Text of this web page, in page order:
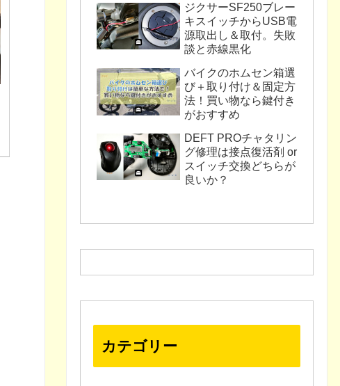
ジクサーSF250ブレー
キスイッチからUSB電
源取出し＆取付。失敗
談と赤線黒化
バイクのホムセン箱選
び＋取り付け＆固定方
法！買い物なら鍵付き
がおすすめ
DEFT PROチャタリン
グ修理は接点復活剤 or
スイッチ交換どちらが
良いか？
カテゴリー